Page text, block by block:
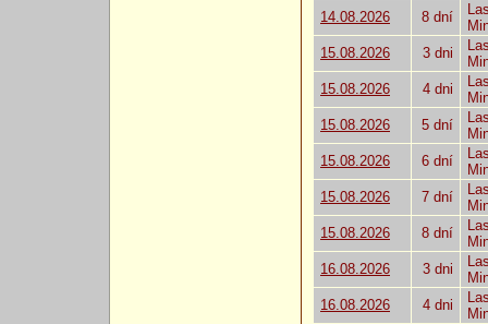
14.08.2026
8 dní
15.08.2026
3 dni
15.08.2026
4 dni
15.08.2026
5 dní
15.08.2026
6 dní
15.08.2026
7 dní
15.08.2026
8 dní
16.08.2026
3 dni
16.08.2026
4 dni